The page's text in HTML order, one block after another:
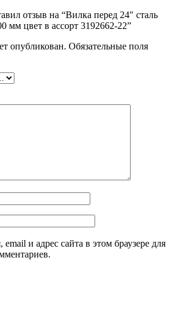
отзыв на “Вилка перед 24″ сталь
мм цвет в ассорт 3192662-22”
опубликован. Обязательные поля
и адрес сайта в этом браузере для